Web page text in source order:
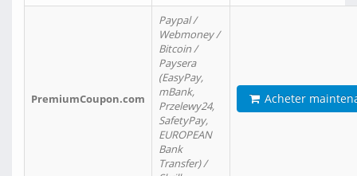
PremiumCoupon.com
Paypal /
Webmoney /
Bitcoin /
Paysera
(EasyPay,
mBank,
Przelewy24,
SafetyPay,
EUROPEAN
Bank
Transfer) /
Acheter